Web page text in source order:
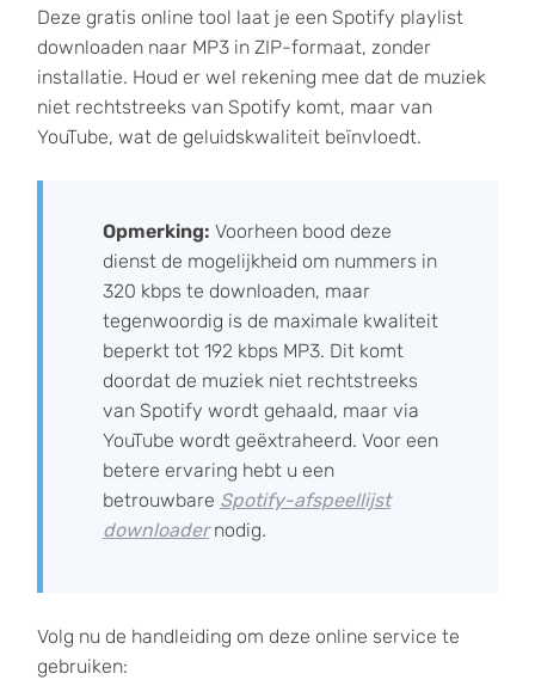
Deze gratis online tool laat je een Spotify playlist
downloaden naar MP3 in ZIP-formaat, zonder
installatie. Houd er wel rekening mee dat de muziek
niet rechtstreeks van Spotify komt, maar van
YouTube, wat de geluidskwaliteit beïnvloedt.
Opmerking: Voorheen bood deze
dienst de mogelijkheid om nummers in
320 kbps te downloaden, maar
tegenwoordig is de maximale kwaliteit
beperkt tot 192 kbps MP3. Dit komt
doordat de muziek niet rechtstreeks
van Spotify wordt gehaald, maar via
YouTube wordt geëxtraheerd. Voor een
betere ervaring hebt u een
betrouwbare Spotify-afspeellijst
downloadernodig.
Volg nu de handleiding om deze online service te
gebruiken: